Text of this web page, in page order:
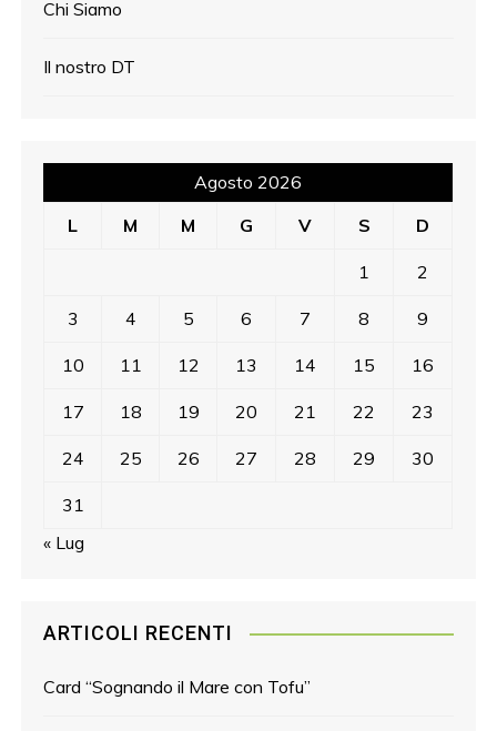
Chi Siamo
Il nostro DT
Agosto 2026
L
M M G V S D
1 2
3 4 5 6 7 8 9
10 11 12 13 14 15 16
17 18 19 20 21 22 23
24 25 26 27 28 29 30
31
« Lug
ARTICOLI RECENTI
Card “Sognando il Mare con Tofu”